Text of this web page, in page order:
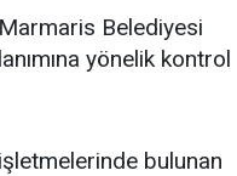
Belediyesi
yönelik kontrol
bulunan